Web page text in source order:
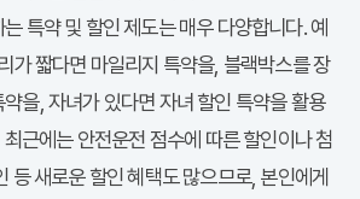
특약 및 할인 제도는 매우 다양합니다. 예
가 짧다면 마일리지 특약을, 블랙박스를 장
을, 자녀가 있다면 자녀 할인 특약을 활용
근에는 안전운전 점수에 따른 할인이나 첨
등 새로운 할인 혜택도 많으므로, 본인에게